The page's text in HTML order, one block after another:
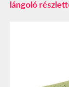
lángoló